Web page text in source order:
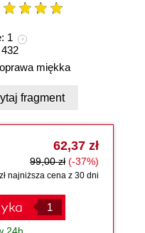
1
432
oprawa miękka
fragment
62,37 zł
99,00 zł (-37%)
najniższa cena z 30 dni